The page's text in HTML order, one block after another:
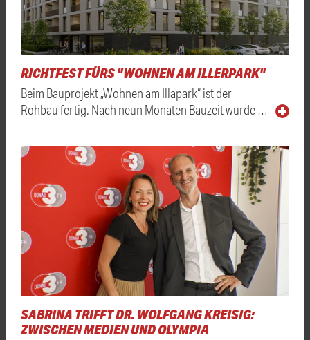
RICHTFEST FÜRS "WOHNEN AM ILLERPARK"
Beim Bauprojekt „Wohnen am Illapark“ ist der
Rohbau fertig. Nach neun Monaten Bauzeit wurde …
SABRINA TRIFFT DR. WOLFGANG KREISIG:
ZWISCHEN MEDIEN UND OLYMPIA